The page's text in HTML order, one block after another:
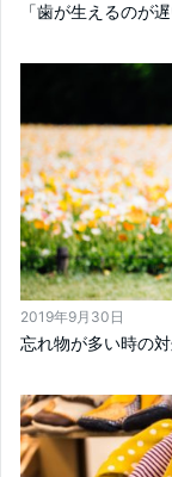
「歯が生えるのが
2019年9月30日
忘れ物が多い時の